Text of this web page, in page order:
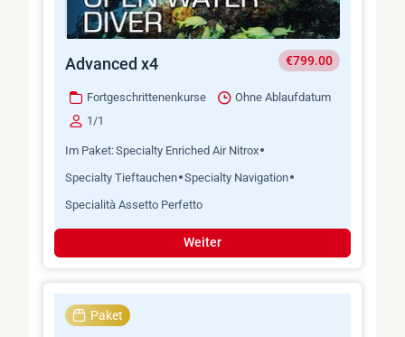
Advanced x4 €799.00
Fortgeschrittenenkurse
Ohne Ablaufdatum
1/1
Im Paket:Specialty Enriched Air Nitrox
Specialty Tieftauchen Specialty Navigation
Specialità Assetto Perfetto
Weiter
Paket